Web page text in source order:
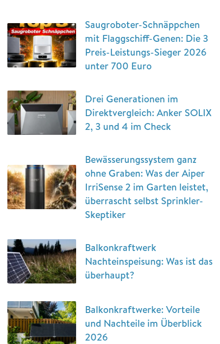
Saugroboter-Schnäppchen
mit Flaggschiff-Genen: Die 3
Preis-Leistungs-Sieger 2026
unter 700 Euro
Drei Generationen im
Direktvergleich: Anker SOLIX
2, 3 und 4 im Check
Bewässerungssystem ganz
ohne Graben: Was der Aiper
IrriSense 2 im Garten leistet,
überrascht selbst Sprinkler-
Skeptiker
Balkonkraftwerk
Nachteinspeisung: Was ist das
überhaupt?
Balkonkraftwerke: Vorteile
und Nachteile im Überblick
2026